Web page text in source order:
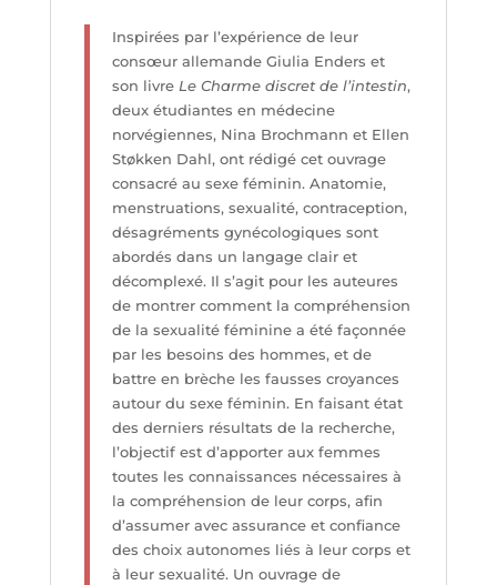
Inspirées par l’expérience de leur
consœur allemande Giulia Enders et
son livre Le Charme discret de l’intestin,
deux étudiantes en médecine
norvégiennes, Nina Brochmann et Ellen
Støkken Dahl, ont rédigé cet ouvrage
consacré au sexe féminin. Anatomie,
menstruations, sexualité, contraception,
désagréments gynécologiques sont
abordés dans un langage clair et
décomplexé. Il s’agit pour les auteures
de montrer comment la compréhension
de la sexualité féminine a été façonnée
par les besoins des hommes, et de
battre en brèche les fausses croyances
autour du sexe féminin. En faisant état
des derniers résultats de la recherche,
l’objectif est d’apporter aux femmes
toutes les connaissances nécessaires à
la compréhension de leur corps, afin
d’assumer avec assurance et confiance
des choix autonomes liés à leur corps et
à leur sexualité. Un ouvrage de